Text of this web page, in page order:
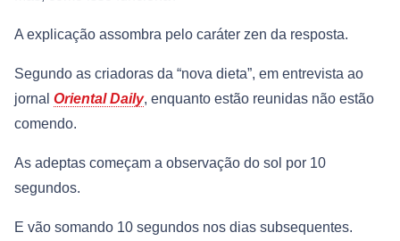
A explicação assombra pelo caráter zen da resposta.
Segundo as criadoras da “nova dieta”, em entrevista ao
jornal Oriental Daily, enquanto estão reunidas não estão
comendo.
As adeptas começam a observação do sol por 10
segundos.
E vão somando 10 segundos nos dias subsequentes.